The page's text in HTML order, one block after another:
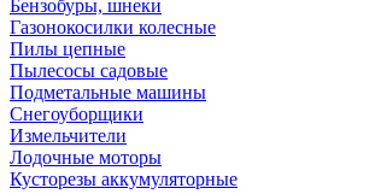
Бензобуры, шнеки
Газонокосилки колесные
Пилы цепные
Пылесосы садовые
Подметальные машины
Снегоуборщики
Измельчители
Лодочные моторы
Кусторезы аккумуляторные